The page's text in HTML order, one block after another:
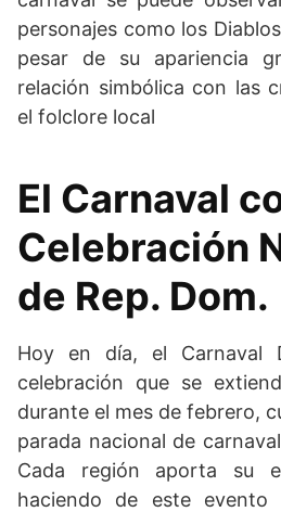
personajes como los
pesar de su apariencia
relación simbólica con las
el folclore local
El Carnaval
Celebración
de Rep. Dom.
Hoy en día, el Carnaval
celebración que se
durante el mes de febrero,
parada nacional de
Cada región aporta su
haciendo de este